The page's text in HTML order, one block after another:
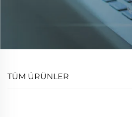
TÜM ÜRÜNLER